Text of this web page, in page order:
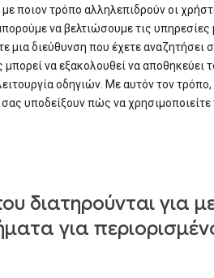
ποιον τρόπο αλληλεπιδρούν οι
να βελτιώσουμε τις υπηρεσίες
μια διεύθυνση που έχετε αναζητήσει
να εξακολουθεί να αποθηκεύει
οδηγιών. Με αυτόν τον
υποδείξουν πώς να χρησιμοποιείτε
διατηρούνται για
για